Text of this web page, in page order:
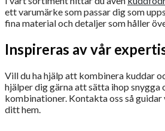
ett varumärke som passar dig som
fina material och detaljer som håller
Inspireras av vår
Vill du ha hjälp att kombinera kuddar
hjälper dig gärna att sätta ihop snygga
kombinationer. Kontakta oss så
ditt hem.